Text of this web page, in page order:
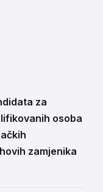
za
osoba
zamjenika